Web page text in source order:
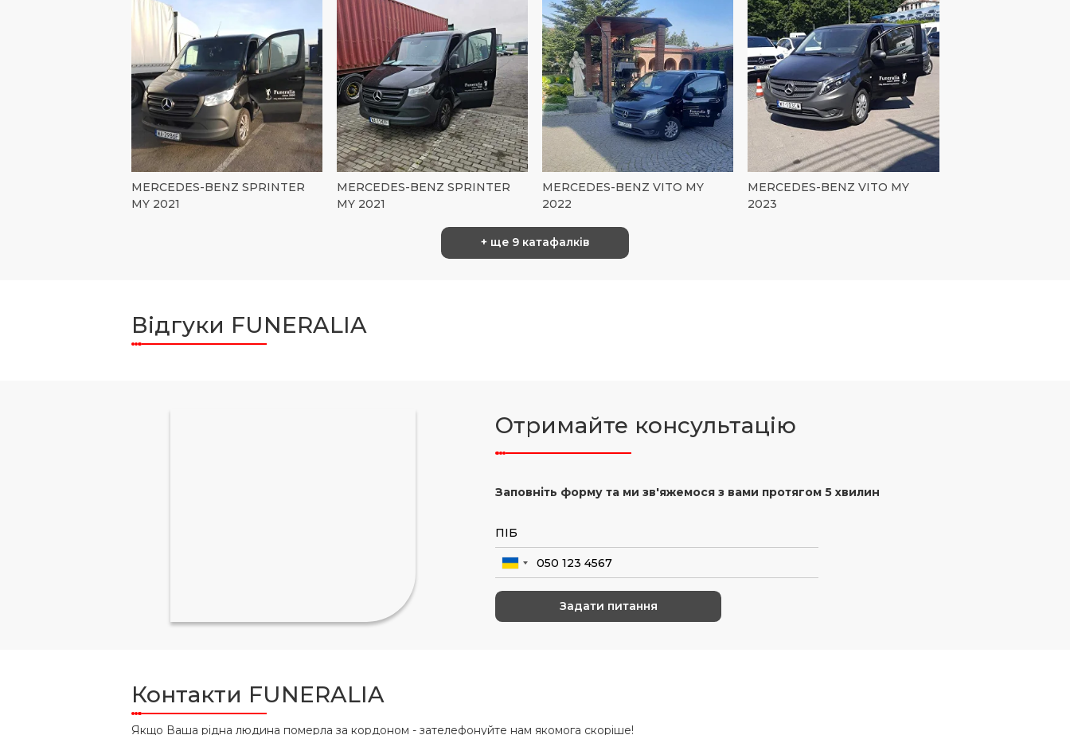
MERCEDES-BENZ SPRINTER
MY 2021
MERCEDES-BENZ SPRINTER
MY 2021
MERCEDES-BENZ VITO MY
2022
MERCEDES-BENZ VITO MY
2023
+ ще 9 катафалків
Відгуки FUNERALIA
Отримайте консультацію
Заповніть форму та ми зв'яжемося з вами протягом 5 хвилин
Контакти FUNERALIA
Якщо Ваша рідна людина померла за кордоном - зателефонуйте нам якомога скоріше!